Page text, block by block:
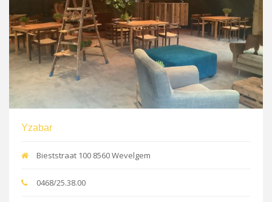
Yzabar
Bieststraat 100 8560 Wevelgem
0468/25.38.00